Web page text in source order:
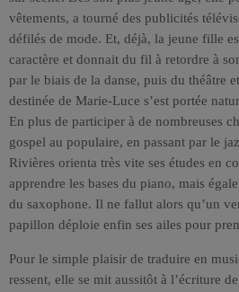
vêtements, a tourné des publicités
défilés de mode. Et, déjà, la jeune fille
caractère et donnait du fil à retordre à
par le biais de la danse, puis du théâtre
destinée de Marie-Luce s’est portée
En plus de participer à de nombreuses
gospel au populaire, en passant par le
Rivières orienta très vite ses études en
apprendre les bases du piano, mais
du saxophone. Il ne fallut alors qu’un
papillon déploie enfin ses ailes pour
Pour le simple plaisir de traduire en
ressent, elle se mit aussitôt à l’écriture